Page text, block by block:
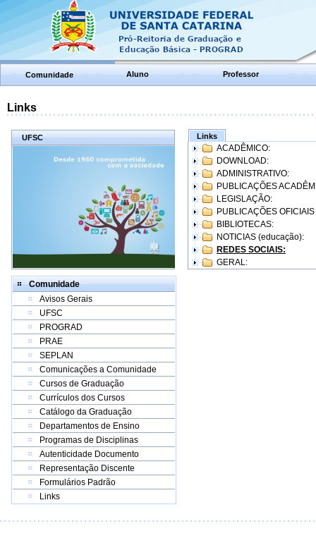
Comunidade Aluno Professor
Links
UFSC
Comunidade
Avisos Gerais
UFSC
PROGRAD
PRAE
SEPLAN
Comunicações a Comunidade
Cursos de Graduação
Currículos dos Cursos
Catálogo da Graduação
Departamentos de Ensino
Programas de Disciplinas
Autenticidade Documento
Representação Discente
Formulários Padrão
Links
Links
ACADÊMICO:
DOWNLOAD:
ADMINISTRATIVO:
PUBLICAÇÕES
LEGISLAÇÃO:
PUBLICAÇÕES
BIBLIOTECAS:
NOTICIAS (educação):
REDES SOCIAIS:
GERAL: